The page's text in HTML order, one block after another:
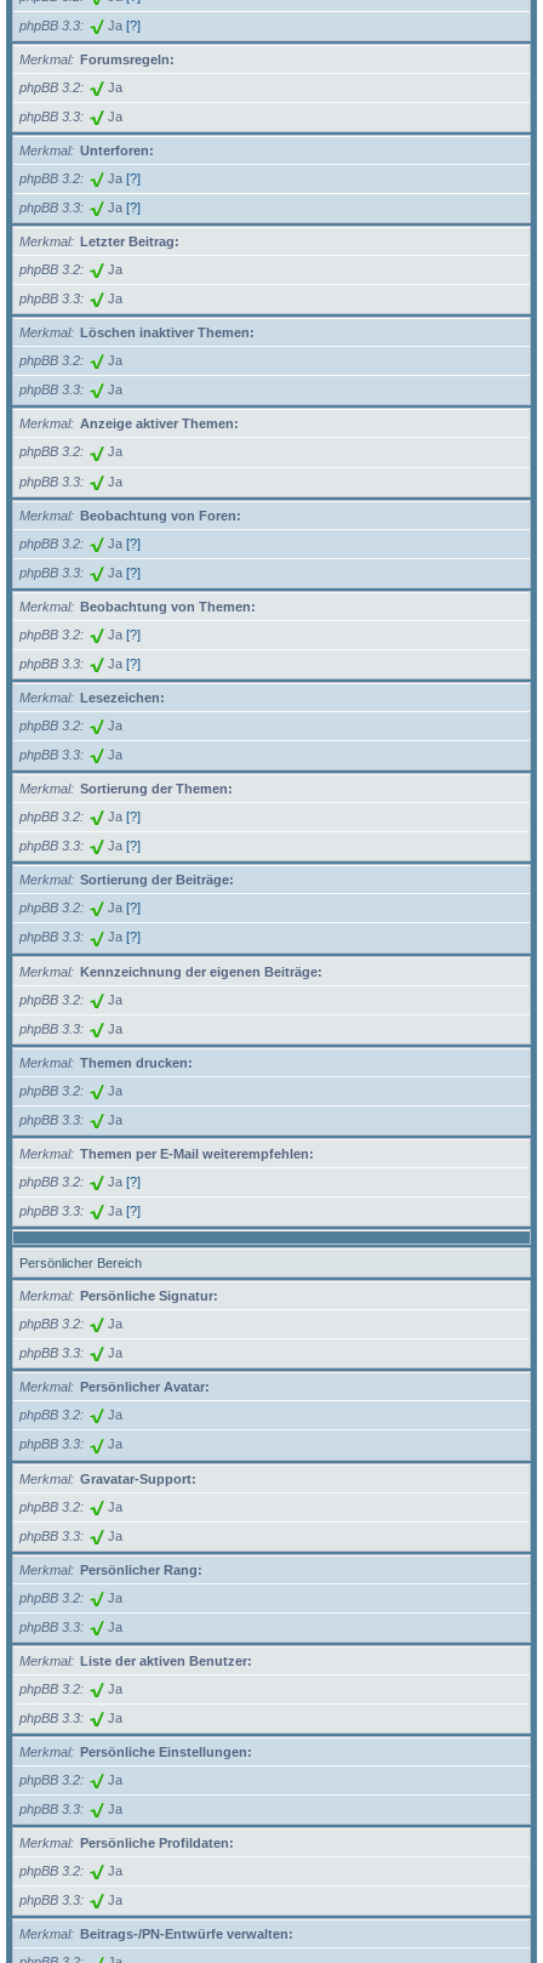
phpBB 3.3 Ja [?]
Merkmal
Forumsregeln:
phpBB 3.2
Ja
phpBB 3.3 Ja
Merkmal
Unterforen:
phpBB 3.2
Ja [?]
phpBB 3.3 Ja [?]
Merkmal
Letzter Beitrag:
phpBB 3.2
Ja
phpBB 3.3 Ja
Merkmal
Löschen inaktiver Themen:
phpBB 3.2
Ja
phpBB 3.3 Ja
Merkmal
Anzeige aktiver Themen:
phpBB 3.2
Ja
phpBB 3.3 Ja
Merkmal
Beobachtung von Foren:
phpBB 3.2
Ja [?]
phpBB 3.3 Ja [?]
Merkmal
Beobachtung von Themen:
phpBB 3.2
Ja [?]
phpBB 3.3 Ja [?]
Merkmal
Lesezeichen:
phpBB 3.2
Ja
phpBB 3.3 Ja
Merkmal
Sortierung der Themen:
phpBB 3.2
Ja [?]
phpBB 3.3 Ja [?]
Merkmal
Sortierung der Beiträge:
phpBB 3.2
Ja [?]
phpBB 3.3 Ja [?]
Merkmal
Kennzeichnung der eigenen Beiträge:
phpBB 3.2
Ja
phpBB 3.3 Ja
Merkmal
Themen drucken:
phpBB 3.2
Ja
phpBB 3.3 Ja
Merkmal
Themen per E-Mail weiterempfehlen:
phpBB 3.2
Ja [?]
phpBB 3.3 Ja [?]
Persönlicher Bereich
Merkmal
Persönliche Signatur:
phpBB 3.2
Ja
phpBB 3.3 Ja
Merkmal
Persönlicher Avatar:
phpBB 3.2
Ja
phpBB 3.3 Ja
Merkmal
Gravatar-Support:
phpBB 3.2
Ja
phpBB 3.3 Ja
Merkmal
Persönlicher Rang:
phpBB 3.2
Ja
phpBB 3.3 Ja
Merkmal
Liste der aktiven Benutzer:
phpBB 3.2
Ja
phpBB 3.3 Ja
Merkmal
Persönliche Einstellungen:
phpBB 3.2
Ja
phpBB 3.3 Ja
Merkmal
Persönliche Profildaten:
phpBB 3.2
Ja
phpBB 3.3 Ja
Merkmal
Beitrags-/PN-Entwürfe verwalten: